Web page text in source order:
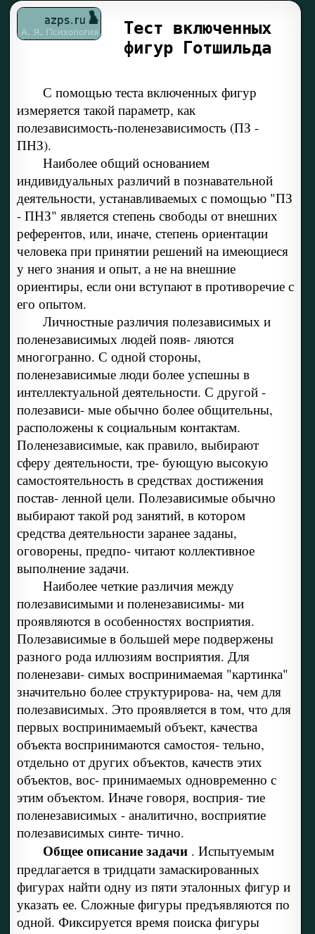
Тест включенных
фигур Готшильда
С помощью теста включенных фигур
измеряется такой параметр, как
полезависимость-поленезависимость (ПЗ -
ПНЗ).
Наиболее общий основанием
индивидуальных различий в познавательной
деятельности, устанавливаемых с помощью "ПЗ
- ПНЗ" является степень свободы от внешних
референтов, или, иначе, степень ориентации
человека при принятии решений на имеющиеся
у него знания и опыт, а не на внешние
ориентиры, если они вступают в противоречие с
его опытом.
Личностные различия полезависимых и
поленезависимых людей появ- ляются
многогранно. С одной стороны,
поленезависимые люди более успешны в
интеллектуальной деятельности. С другой -
полезависи- мые обычно более общительны,
расположены к социальным контактам.
Поленезависимые, как правило, выбирают
сферу деятельности, тре- бующую высокую
самостоятельность в средствах достижения
постав- ленной цели. Полезависимые обычно
выбирают такой род занятий, в котором
средства деятельности заранее заданы,
оговорены, предпо- читают коллективное
выполнение задачи.
Наиболее четкие различия между
полезависимыми и поленезависимы- ми
проявляются в особенностях восприятия.
Полезависимые в большей мере подвержены
разного рода иллюзиям восприятия. Для
поленезави- симых воспринимаемая "картинка"
значительно более структурирова- на, чем для
полезависимых. Это проявляется в том, что для
первых воспринимаемый объект, качества
объекта воспринимаются самостоя- тельно,
отдельно от других объектов, качеств этих
объектов, вос- принимаемых одновременно с
этим объектом. Иначе говоря, восприя- тие
поленезависимых - аналитично, восприятие
полезависимых синте- тично.
Общее описание задачи . Испытуемым
предлагается в тридцати замаскированных
фигурах найти одну из пяти эталонных фигур и
указать ее. Сложные фигуры предъявляются по
одной. Фиксируется время поиска фигуры